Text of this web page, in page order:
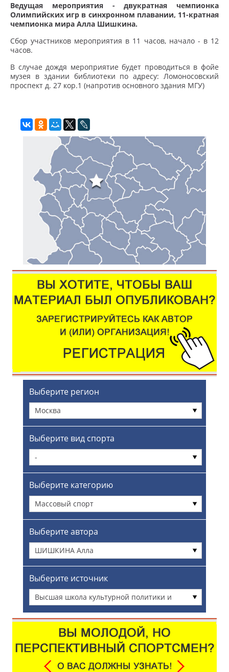
Ведущая мероприятия - двукратная чемпионка
Олимпийских игр в синхронном плавании, 11-кратная
чемпионка мира Алла Шишкина.
Сбор участников мероприятия в 11 часов, начало - в 12
часов.
В случае дождя мероприятие будет проводиться в фойе
музея в здании библиотеки по адресу: Ломоносовский
проспект д. 27 кор.1 (напротив основного здания МГУ)
Выберите регион
Москва
Выберите вид спорта
-
Выберите категорию
Массовый спорт
Выберите автора
ШИШКИНА Алла
Выберите источник
Высшая школа культурной политики и
управления в гуманитарной сфере